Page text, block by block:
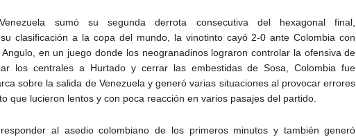
sumó su segunda derrota consecutiva del hexagonal final,
clasificación a la copa del mundo, la vinotinto cayó 2-0 ante Colombia con
en un juego donde los neogranadinos lograron controlar la ofensiva de
los centrales a Hurtado y cerrar las embestidas de Sosa, Colombia fue
sobre la salida de Venezuela y generó varias situaciones al provocar errores
que lucieron lentos y con poca reacción en varios pasajes del partido.
al asedio colombiano de los primeros minutos y también generó